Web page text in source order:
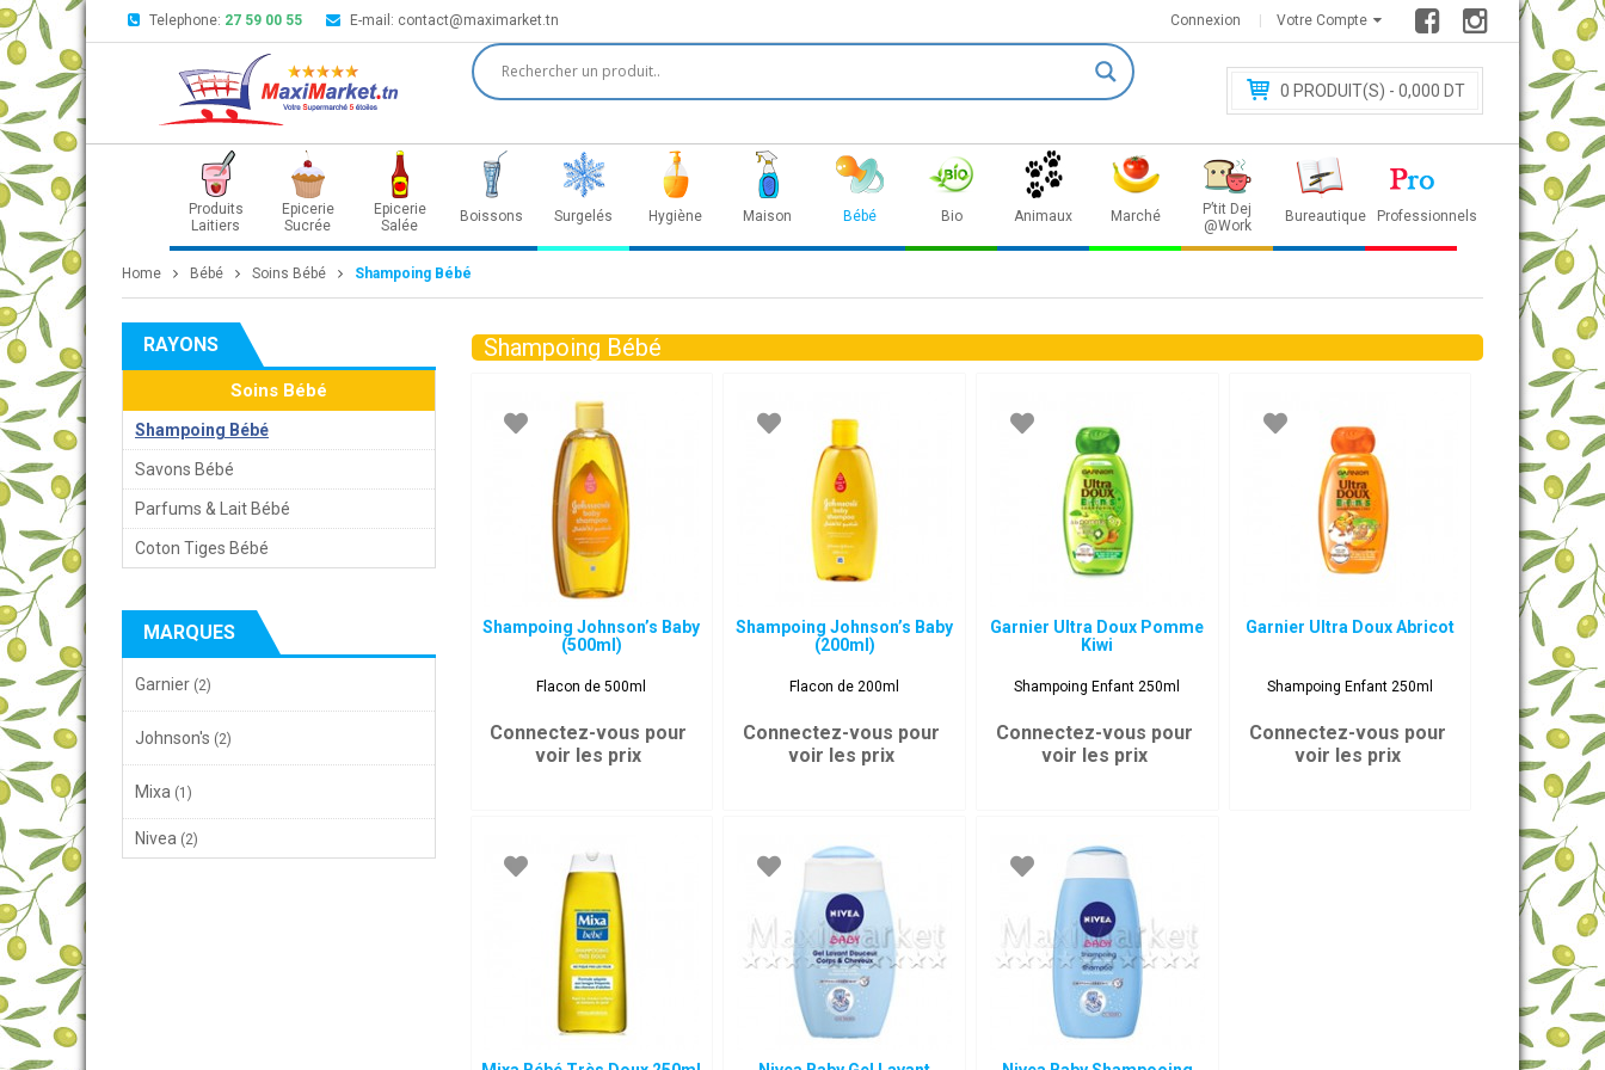
Telephone: 27 59 00 55 E-mail: contact@maximarket.tn Votre Compte
Connexion
0 PRODUIT(S) - 0,000 DT
Produits
Laitiers
Epicerie
Sucrée
Epicerie
Salée
Boissons Surgelés Hygiène Maison Bébé Bio Animaux Marché
P’tit Dej
@Work
Bureautique Professionnels
Home Bébé Soins Bébé Shampoing Bébé
RAYONS
Soins Bébé
Shampoing Bébé
Savons Bébé
Parfums & Lait Bébé
Coton Tiges Bébé
MARQUES
Garnier (2)
Johnson's (2)
Mixa (1)
Nivea (2)
Shampoing Bébé
Shampoing Johnson’s Baby
(500ml)
Flacon de 500ml
Connectez-vous pour
voir les prix
Shampoing Johnson’s Baby
(200ml)
Flacon de 200ml
Connectez-vous pour
voir les prix
Garnier Ultra Doux Pomme
Kiwi
Shampoing Enfant 250ml
Connectez-vous pour
voir les prix
Garnier Ultra Doux Abricot
Shampoing Enfant 250ml
Connectez-vous pour
voir les prix